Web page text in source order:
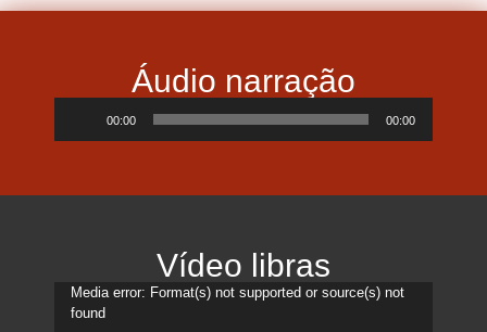
Áudio narração
de
00:00 00:00
Vídeo libras
Tocador
de
Media error: Format(s) not supported or source(s) not
found